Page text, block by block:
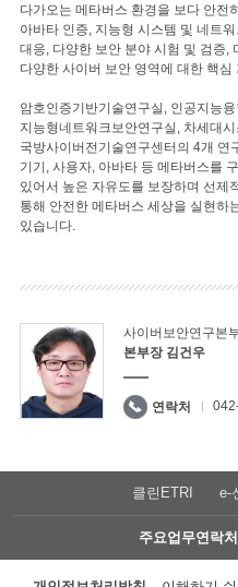
다가오는 메타버스 환경을 보다 안전
아바타 인증, 지능형 시스템 및 네트
대응, 다양한 보안 분야 시험 및 검증,
다양한 사이버 보안 영역에 대한 핵심
암호인증기반기술연구실, 인공지능융
지능형네트워크보안연구실, 차세대시
국방사이버전기술연구센터의 4개 연
기기, 사용자, 아바타 등 메타버스를
있어서 높은 자유도를 보장하며 선제
통해 안전한 메타버스 세상을 실현하
있습니다.
사이버보안연구본
본부장 김건우
연락처
클린ETRI e-
주요업무연락처